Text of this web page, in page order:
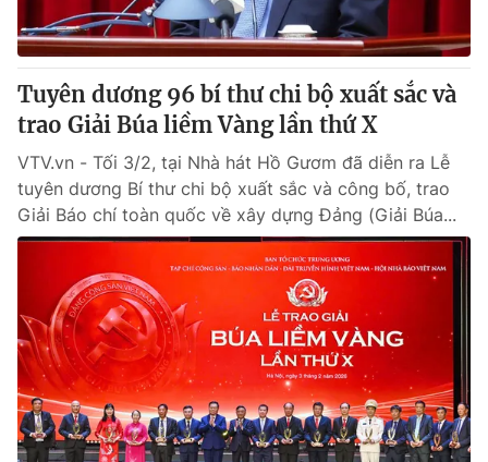
Thị trường
Tư vấn
Lịch phát sóng
Chuyên mục khác
Emagazine Podcast
Photo Infographic
Shorts video
VTV Money VTV Thể thao
VTV Sức khoẻ Bất động sản
Thị trường 24h Tấm lòng Việt
Tuyên dương 96 bí thư chi bộ xuất sắc và
trao Giải Búa liềm Vàng lần thứ X
VTV.vn - Tối 3/2, tại Nhà hát Hồ Gươm đã diễn ra Lễ
tuyên dương Bí thư chi bộ xuất sắc và công bố, trao
Giải Báo chí toàn quốc về xây dựng Đảng (Giải Búa...